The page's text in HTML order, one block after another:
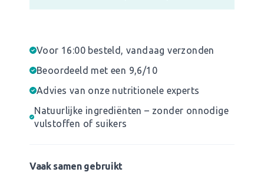
Voor 16:00 besteld, vandaag verzonden
Beoordeeld met een 9,6/10
Advies van onze nutritionele experts
Natuurlijke ingrediënten – zonder onnodige
vulstoffen of suikers
Vaak samen gebruikt